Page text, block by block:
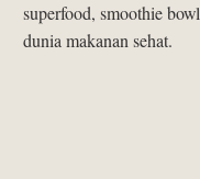
superfood, smoothie
dunia makanan sehat.